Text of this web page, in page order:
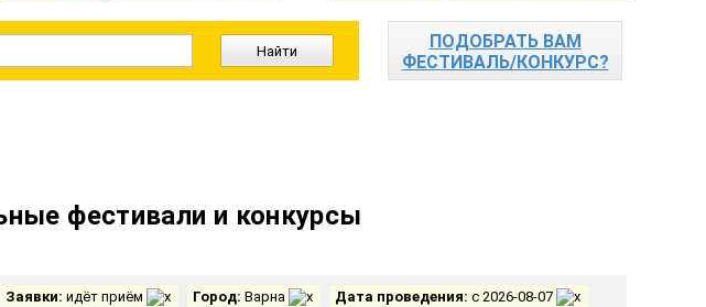
ПОДОБРАТЬ ВАМ
ФЕСТИВАЛЬ/КОНКУРС?
фестивали и конкурсы
Заявки: идёт приём Город: Варна Дата проведения: с 2026-08-07